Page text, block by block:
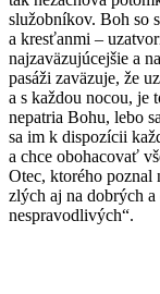
služobníkov. Boh so
a kresťanmi –
najzaväzujúcejšie a
pasáži zaväzuje, že
a s každou nocou, je
nepatria Bohu, lebo
sa im k dispozícii
a chce obohacovať
Otec, ktorého poznal
zlých aj na dobrých
nespravodlivých“.